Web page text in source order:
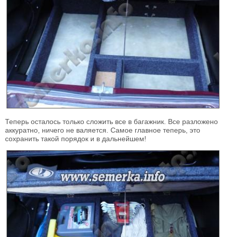
Теперь осталось только сложить все в багажник. Все разложено
аккуратно, ничего не валяется. Самое главное теперь, это
сохранить такой порядок и в дальнейшем!